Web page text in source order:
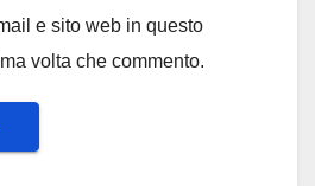
e sito web in questo
volta che commento.